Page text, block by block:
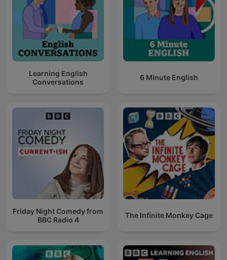
Learning English
Conversations
6 Minute English
Friday Night Comedy from
BBC Radio 4
The Infinite Monkey Cage